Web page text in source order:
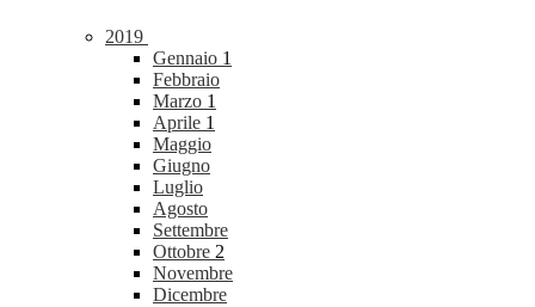
2019
Gennaio 1
Febbraio
Marzo 1
Aprile 1
Maggio
Giugno
Luglio
Agosto
Settembre
Ottobre 2
Novembre
Dicembre